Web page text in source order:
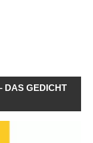
DAS GEDICHT